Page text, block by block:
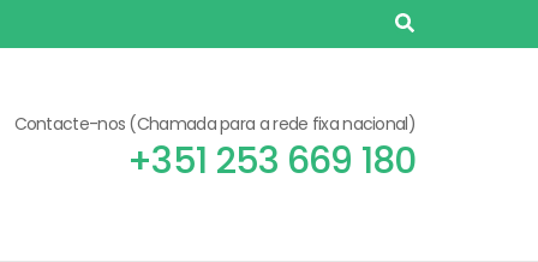
Contacte-nos (Chamada para a rede fixa nacional)
+351 253 669 180